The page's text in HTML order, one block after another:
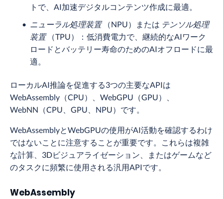
トで、AI加速デジタルコンテンツ作成に最適。
ニューラル処理装置（NPU）または テンソル処理
装置（TPU）：低消費電力で、継続的なAIワーク
ロードとバッテリー寿命のためのAIオフロードに最
適。
ローカルAI推論を促進する3つの主要なAPIは
WebAssembly（CPU）、WebGPU（GPU）、
WebNN（CPU、GPU、NPU）です。
WebAssemblyとWebGPUの使用がAI活動を確認するわけ
ではないことに注意することが重要です。これらは複雑
な計算、3Dビジュアライゼーション、またはゲームなど
のタスクに頻繁に使用される汎用APIです。
WebAssembly